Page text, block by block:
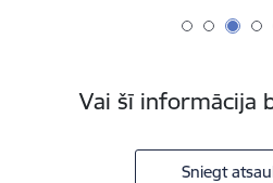
Vai šī informācija
Sniegt